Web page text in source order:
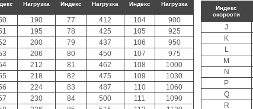
Нагрузка Индекс Нагрузка Индекс Нагрузка
190 77 412 104
900
195 78 425 105
925
200 79 437 106
950
206 80 450 107
975
212 81 462 108
1000
218 82 475 109
1030
224 83 487 110
1060
230 84 500 111
1090
Индекс
скорости
J
K
L
M
N
P
Q
R